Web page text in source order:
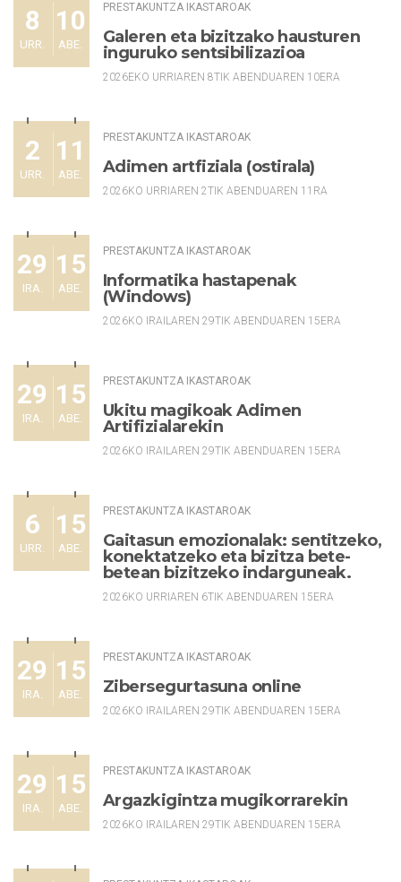
8
URR.
10
ABE.
PRESTAKUNTZA IKASTAROAK
Galeren eta bizitzako hausturen
inguruko sentsibilizazioa
2026EKO URRIAREN 8TIK ABENDUAREN 10ERA
2
URR.
11
ABE.
PRESTAKUNTZA IKASTAROAK
Adimen artfiziala (ostirala)
2026KO URRIAREN 2TIK ABENDUAREN 11RA
29
IRA.
15
ABE.
PRESTAKUNTZA IKASTAROAK
Informatika hastapenak
(Windows)
2026KO IRAILAREN 29TIK ABENDUAREN 15ERA
29
IRA.
15
ABE.
PRESTAKUNTZA IKASTAROAK
Ukitu magikoak Adimen
Artifizialarekin
2026KO IRAILAREN 29TIK ABENDUAREN 15ERA
6
URR.
15
ABE.
PRESTAKUNTZA IKASTAROAK
Gaitasun emozionalak: sentitzeko,
konektatzeko eta bizitza bete-
betean bizitzeko indarguneak.
2026KO URRIAREN 6TIK ABENDUAREN 15ERA
29
IRA.
15
ABE.
PRESTAKUNTZA IKASTAROAK
Zibersegurtasuna online
2026KO IRAILAREN 29TIK ABENDUAREN 15ERA
29
IRA.
15
ABE.
PRESTAKUNTZA IKASTAROAK
Argazkigintza mugikorrarekin
2026KO IRAILAREN 29TIK ABENDUAREN 15ERA